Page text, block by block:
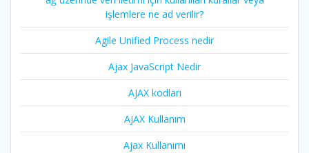
işlemlere ne ad verilir?
Agile Unified Process nedir
Ajax JavaScript Nedir
AJAX kodları
AJAX Kullanım
Ajax Kullanımı